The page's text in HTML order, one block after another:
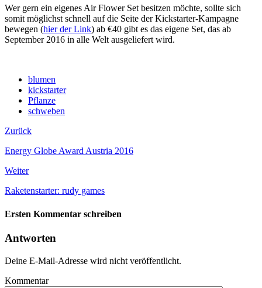
Wer gern ein eigenes Air Flower Set besitzen möchte, sollte sich
somit möglichst schnell auf die Seite der Kickstarter-Kampagne
bewegen (hier der Link) ab €40 gibt es das eigene Set, das ab
September 2016 in alle Welt ausgeliefert wird.
blumen
kickstarter
Pflanze
schweben
Zurück
Energy Globe Award Austria 2016
Weiter
Raketenstarter: rudy games
Ersten Kommentar schreiben
Antworten
Deine E-Mail-Adresse wird nicht veröffentlicht.
Kommentar